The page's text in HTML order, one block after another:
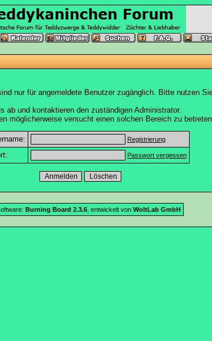
nur für angemeldete Benutzer zugänglich. Bitte nutzen
ab und kontaktieren den zuständigen Administrator.
möglicherweise versucht einen solchen Bereich zu
Registrierung
Passwort vergessen
Burning Board 2.3.6, entwickelt von WoltLab GmbH